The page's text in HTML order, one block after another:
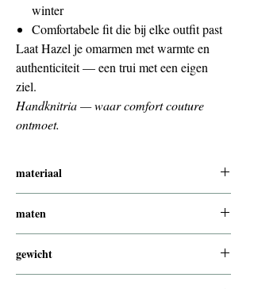
winter
Comfortabele fit die bij elke outfit past
Laat Hazel je omarmen met warmte en
authenticiteit — een trui met een eigen
ziel.
Handknitria — waar comfort couture
ontmoet.
materiaal
zijde
maten
breedte 57 cm of rondom 114 cm
lengte 57 cm
gewicht